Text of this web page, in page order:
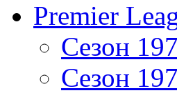
Premier
Сезон
Сезон